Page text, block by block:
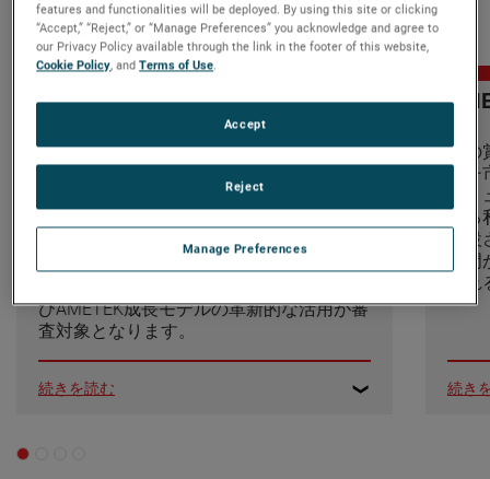
Elizabeth R. Varet サステナビリ
この賞は、当社およびお客様の環境への影
響を軽減することを目的とした、AMETEK
の持続可能なビジネス慣行への注力に焦点
を当てたものです。プロジェクトは、エネ
ルギー効率、水資源削減、廃棄物管理にお
びAMETEK成長モデルの革新的な活用が審
査対象となります。
続きを読む
この
ッ
ソ
する
創
部
ら
続き
features and functionalities will be deployed. By using this site or clicking
“Accept,” “Reject,” or “Manage Preferences” you acknowledge and agree to
our Privacy Policy available through the link in the footer of this website,
Cookie Policy, andTerms of Use.
Manage Preferences
Reject
Accept